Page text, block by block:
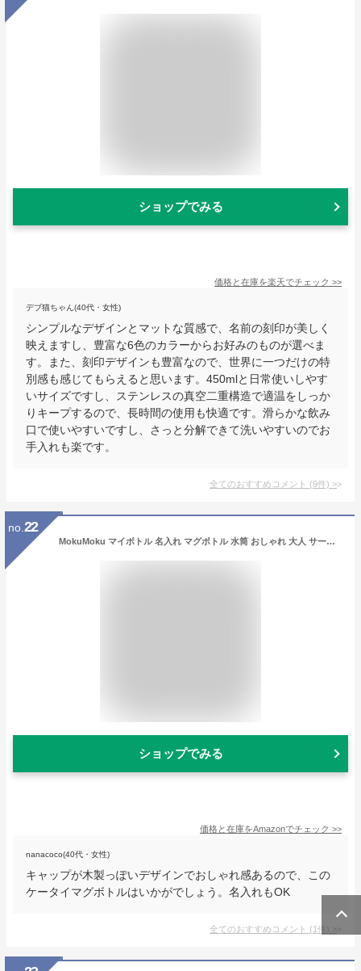
ショップでみる
価格と在庫を楽天でチェック >>
デブ猫ちゃん(40代・女性)
シンプルなデザインとマットな質感で、名前の刻印が美しく
映えますし、豊富な6色のカラーからお好みのものが選べま
す。また、刻印デザインも豊富なので、世界に一つだけの特
別感も感じてもらえると思います。450mlと日常使いしやす
いサイズですし、ステンレスの真空二重構造で適温をしっか
りキープするので、長時間の使用も快適です。滑らかな飲み
口で使いやすいですし、さっと分解できて洗いやすいのでお
手入れも楽です。
全てのおすすめコメント (9件) >
no. 22
MokuMoku マイボトル 名入れ マグボトル 水筒 おしゃれ 大人 サーモステンレス ケータイマグ 携帯 マグ サーモ ステンレスボトル 130ml
ショップでみる
価格と在庫をAmazonでチェック >>
nanacoco(40代・女性)
キャップが木製っぽいデザインでおしゃれ感あるので、この
ケータイマグボトルはいかがでしょう。名入れもOK
全てのおすすめコメント (1件) >